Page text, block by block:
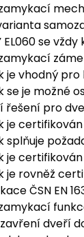
EL060 se
je vhodný
se je možné
řešení pro
je certifikován
splňuje
je
je rovněž
ČSN EN
dveří